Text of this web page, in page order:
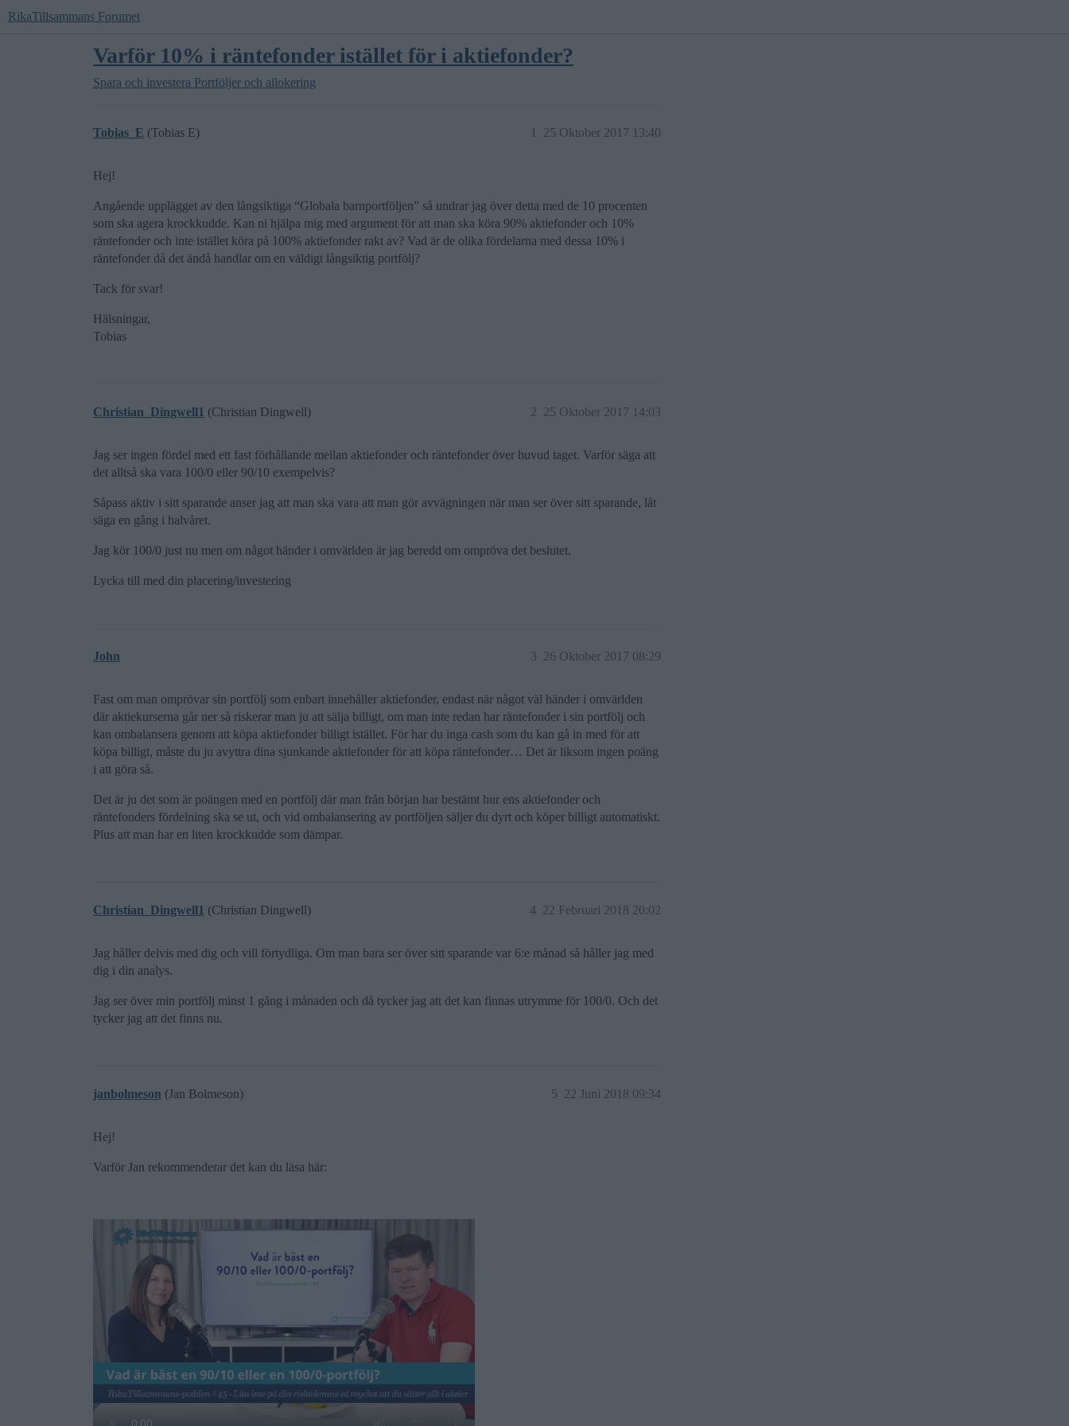
RikaTillsammans Forumet
Varför 10% i räntefonder istället för i aktiefonder?
Spara och investera Portföljer och allokering
Tobias_E (Tobias E) 25 Oktober 2017 13:40
1
Hej!
Angående upplägget av den långsiktiga “Globala barnportföljen” så undrar jag över detta med de 10 procenten
som ska agera krockkudde. Kan ni hjälpa mig med argument för att man ska köra 90% aktiefonder och 10%
räntefonder och inte istället köra på 100% aktiefonder rakt av? Vad är de olika fördelarna med dessa 10% i
räntefonder då det ändå handlar om en väldigt långsiktig portfölj?
Tack för svar!
Hälsningar,
Tobias
Christian_Dingwell1 (Christian Dingwell) 25 Oktober 2017 14:03
2
Jag ser ingen fördel med ett fast förhållande mellan aktiefonder och räntefonder över huvud taget. Varför säga att
det alltså ska vara 100/0 eller 90/10 exempelvis?
Såpass aktiv i sitt sparande anser jag att man ska vara att man gör avvägningen när man ser över sitt sparande, låt
säga en gång i halvåret.
Jag kör 100/0 just nu men om något händer i omvärlden är jag beredd om ompröva det beslutet.
Lycka till med din placering/investering
John 26 Oktober 2017 08:29
3
Fast om man omprövar sin portfölj som enbart innehåller aktiefonder, endast när något väl händer i omvärlden
där aktiekurserna går ner så riskerar man ju att sälja billigt, om man inte redan har räntefonder i sin portfölj och
kan ombalansera genom att köpa aktiefonder billigt istället. För har du inga cash som du kan gå in med för att
köpa billigt, måste du ju avyttra dina sjunkande aktiefonder för att köpa räntefonder… Det är liksom ingen poäng
i att göra så.
Det är ju det som är poängen med en portfölj där man från början har bestämt hur ens aktiefonder och
räntefonders fördelning ska se ut, och vid ombalansering av portföljen säljer du dyrt och köper billigt automatiskt.
Plus att man har en liten krockkudde som dämpar.
Christian_Dingwell1 (Christian Dingwell) 22 Februari 2018 20:02
4
Jag håller delvis med dig och vill förtydliga. Om man bara ser över sitt sparande var 6:e månad så håller jag med
dig i din analys.
Jag ser över min portfölj minst 1 gång i månaden och då tycker jag att det kan finnas utrymme för 100/0. Och det
tycker jag att det finns nu.
janbolmeson (Jan Bolmeson) 22 Juni 2018 09:34
5
Hej!
Varför Jan rekommenderar det kan du läsa här: